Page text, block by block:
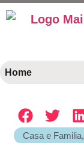
Home
Casa e Familia,